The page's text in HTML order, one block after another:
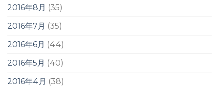
2016年8月 (35)
2016年7月 (35)
2016年6月 (44)
2016年5月 (40)
2016年4月 (38)